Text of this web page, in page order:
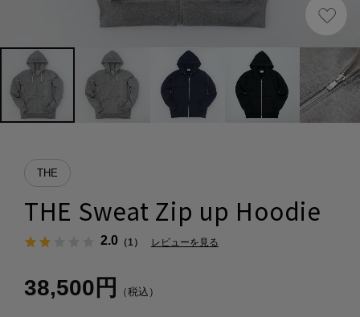
THE
THE Sweat Zip up Hoodie
2.0（1） レビューを見る
38,500円 （税込）